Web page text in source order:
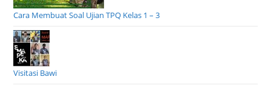
Cara Membuat Soal Ujian TPQ Kelas 1 – 3
Visitasi Bawi